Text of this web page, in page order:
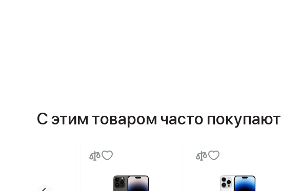
С этим товаром часто покупают